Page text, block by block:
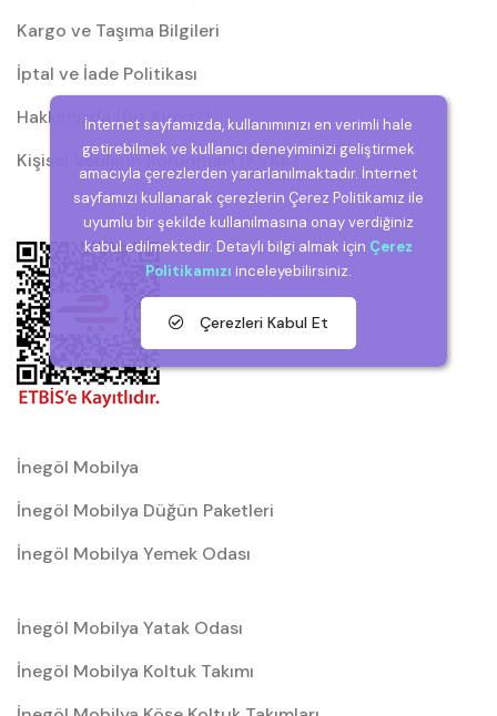
Kargo ve Taşıma Bilgileri
İptal ve İade Politikası
Hakkımızda (Biz Kimiz?)
Kişisel Verilerin Korunması (KVKK)
İnegöl Mobilya
İnegöl Mobilya Düğün Paketleri
İnegöl Mobilya Yemek Odası
İnegöl Mobilya Yatak Odası
İnegöl Mobilya Koltuk Takımı
İnternet sayfamızda, kullanımınızı en verimli hale
getirebilmek ve kullanıcı deneyiminizi geliştirmek
amacıyla çerezlerden yararlanılmaktadır. İnternet
sayfamızı kullanarak çerezlerin Çerez Politikamız ile
uyumlu bir şekilde kullanılmasına onay verdiğiniz
kabul edilmektedir. Detaylı bilgi almak için Çerez
Politikamızı inceleyebilirsiniz.
Çerezleri Kabul Et